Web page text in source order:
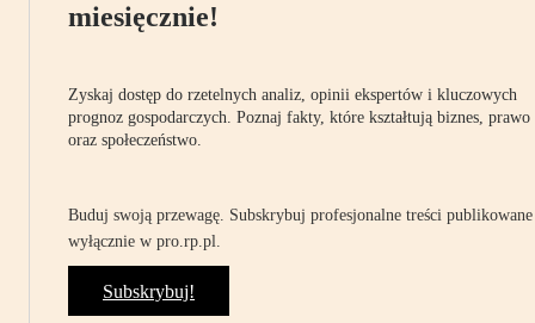
miesięcznie!
Zyskaj dostęp do rzetelnych analiz, opinii ekspertów i kluczowych
prognoz gospodarczych. Poznaj fakty, które kształtują biznes, prawo
oraz społeczeństwo.
Buduj swoją przewagę. Subskrybuj profesjonalne treści publikowane
wyłącznie w pro.rp.pl.
Subskrybuj!